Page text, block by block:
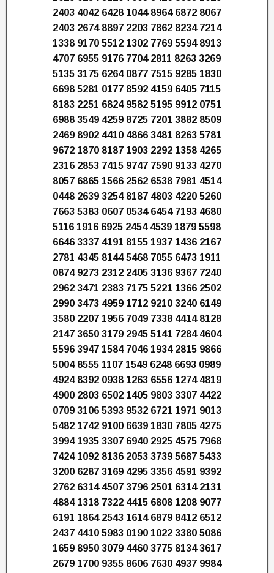
2403 4042 6428 1044 8964 6872 8067
2403 2674 8897 2203 7862 8234 7214
1338 9170 5512 1302 7769 5594 8913
4707 6955 9176 7704 2811 8263 3269
5135 3175 6264 0877 7515 9285 1830
6698 5281 0177 8592 4159 6405 7115
8183 2251 6824 9582 5195 9912 0751
6988 3549 4259 8725 7201 3882 8509
2469 8902 4410 4866 3481 8263 5781
9672 1870 8187 1903 2292 1358 4265
2316 2853 7415 9747 7590 9133 4270
8057 6865 1566 2562 6538 7981 4514
0448 2639 3254 8187 4803 4220 5260
7663 5383 0607 0534 6454 7193 4680
5116 1916 6925 2454 4539 1879 5598
6646 3337 4191 8155 1937 1436 2167
2781 4345 8144 5468 7055 6473 1911
0874 9273 2312 2405 3136 9367 7240
2962 3471 2383 7175 5221 1366 2502
2990 3473 4959 1712 9210 3240 6149
3580 2207 1956 7049 7338 4414 8128
2147 3650 3179 2945 5141 7284 4604
5596 3947 1584 7046 1934 2815 9866
5004 8555 1107 1549 6248 6693 0989
4924 8392 0938 1263 6556 1274 4819
4900 2803 6502 1405 9803 3307 4422
0709 3106 5393 9532 6721 1971 9013
5482 1742 9100 6639 1830 7805 4275
3994 1935 3307 6940 2925 4575 7968
7424 1092 8136 2053 3739 5687 5433
3200 6287 3169 4295 3356 4591 9392
2762 6314 4507 3796 2501 6314 2131
4884 1318 7322 4415 6808 1208 9077
6191 1864 2543 1614 6879 8412 6512
2437 4410 5983 0190 1022 3380 5086
1659 8950 3079 4460 3775 8134 3617
2679 1700 9355 8606 7630 4937 9984